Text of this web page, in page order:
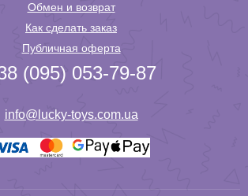
Обмен и возврат
Как сделать заказ
Публичная оферта
(095) 053-79-87
info@lucky-toys.com.ua